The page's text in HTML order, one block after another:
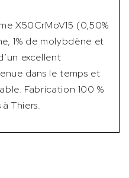
X50CrMoV15 (0,50%
1% de molybdène et
excellent
dans le temps et
Fabrication 100 %
Thiers.